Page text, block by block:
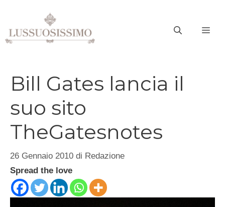
contenuto
Bill Gates lancia il
suo sito
TheGatesnotes
26 Gennaio 2010 di Redazione
Spread the love